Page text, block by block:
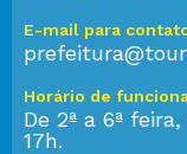
E-mail para
Horário de
De 2ª a 6ª
17h.